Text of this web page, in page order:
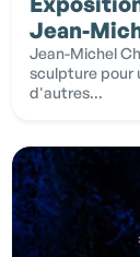
Jean-
Jean-Michel
sculpture pour
d'autres...